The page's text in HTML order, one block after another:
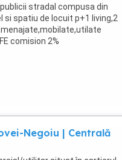
stradal compusa din
spatiu de locuit p+1 living,2
comision 2%
Negoiu | Centrală